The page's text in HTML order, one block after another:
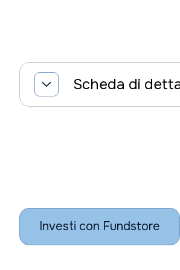
Scheda di
Investi con Fundstore